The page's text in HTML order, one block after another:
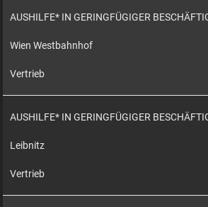
AUSHILFE* IN GERINGFÜGIGER
Wien Westbahnhof
Vertrieb
AUSHILFE* IN GERINGFÜGIGER
Leibnitz
Vertrieb